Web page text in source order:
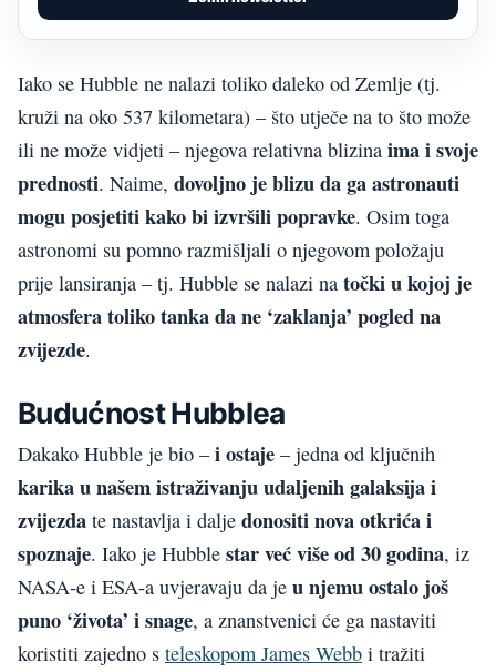
Iako se Hubble ne nalazi toliko daleko od Zemlje (tj.
kruži na oko 537 kilometara) – što utječe na to što može
ili ne može vidjeti – njegova relativna blizina ima i svoje
prednosti. Naime, dovoljno je blizu da ga astronauti
mogu posjetiti kako bi izvršili popravke. Osim toga
astronomi su pomno razmišljali o njegovom položaju
prije lansiranja – tj. Hubble se nalazi na točki u kojoj je
atmosfera toliko tanka da ne ‘zaklanja’ pogled na
zvijezde.
Budućnost Hubblea
Dakako Hubble je bio –i ostaje – jedna od ključnih
karika u našem istraživanju udaljenih galaksija i
zvijezda te nastavlja i dalje donositi nova otkrića i
spoznaje. Iako je Hubble star već više od 30 godina, iz
NASA-e i ESA-a uvjeravaju da je u njemu ostalo još
puno ‘života’ i snage, a znanstvenici će ga nastaviti
koristiti zajedno s teleskopom James Webb i tražiti